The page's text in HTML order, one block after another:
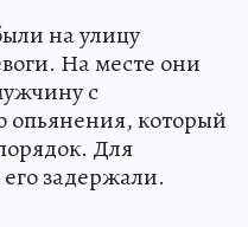
на улицу
На месте они
с
опьянения, который
Для
задержали.